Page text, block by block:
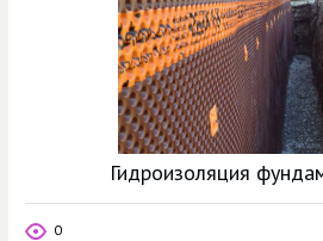
Гидроизоляция
0